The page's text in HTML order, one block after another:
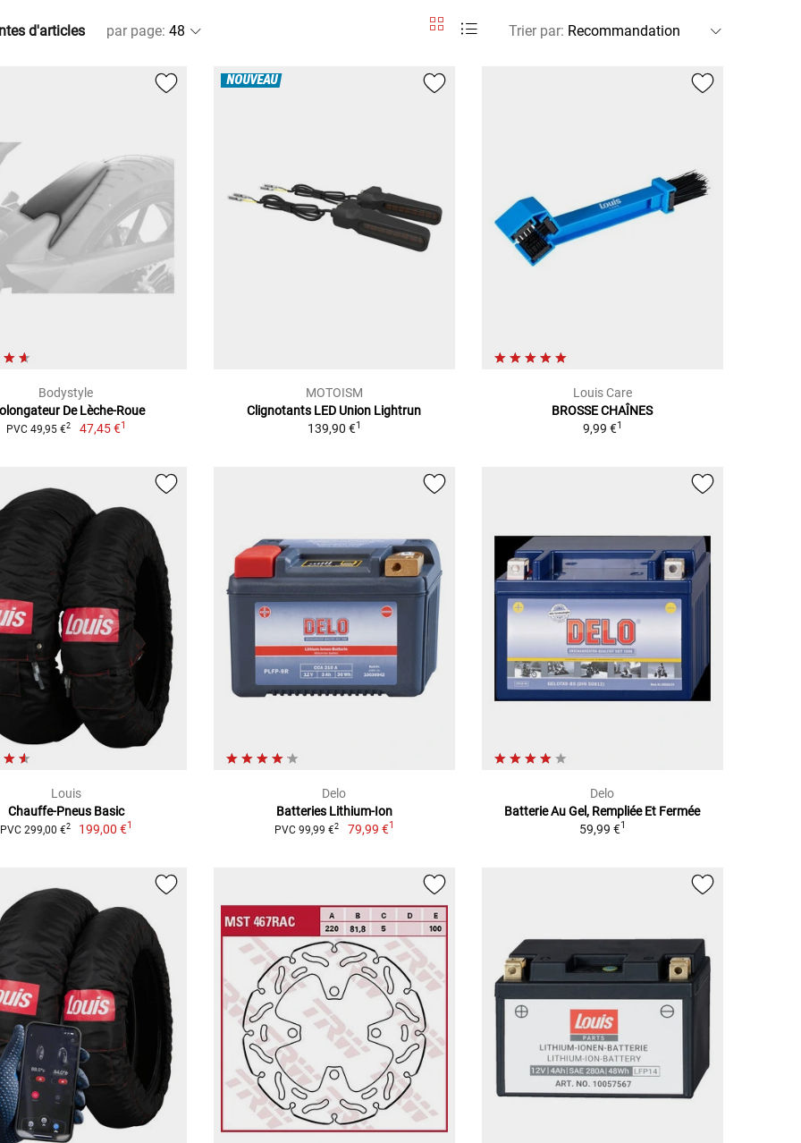
d'articles par page: Trier par:
Bodystyle
De Lèche-Roue
PVC 49,95 €2 47,45 €1
NOUVEAU
MOTOISM
Clignotants LED Union Lightrun
139,90 €1
Louis Care
BROSSE CHAÎNES
9,99 €1
Louis
Chauffe-Pneus Basic
PVC 299,00 €2 199,00 €1
Delo
Batteries Lithium-Ion
PVC 99,99 €2 79,99 €1
Delo
Batterie Au Gel, Rempliée Et Fermée
59,99 €1